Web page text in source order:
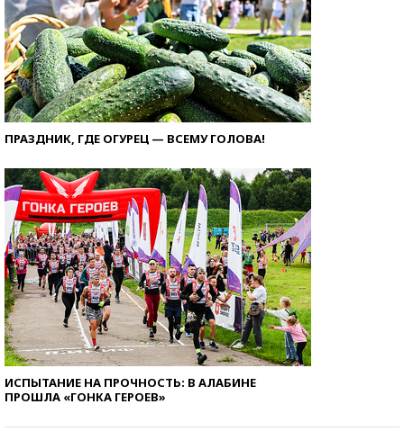
ПРАЗДНИК, ГДЕ ОГУРЕЦ — ВСЕМУ ГОЛОВА!
ИСПЫТАНИЕ НА ПРОЧНОСТЬ: В АЛАБИНЕ
ПРОШЛА «ГОНКА ГЕРОЕВ»